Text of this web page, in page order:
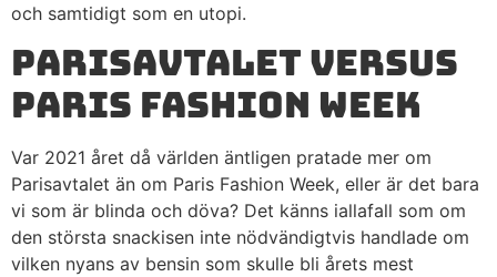
och samtidigt som en utopi.
Parisavtalet versus
Paris Fashion Week
Var 2021 året då världen äntligen pratade mer om
Parisavtalet än om Paris Fashion Week, eller är det bara
vi som är blinda och döva? Det känns iallafall som om
den största snackisen inte nödvändigtvis handlade om
vilken nyans av bensin som skulle bli årets mest